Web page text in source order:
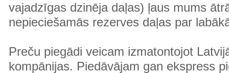
vajadzīgas dzinēja daļas) ļaus mums
nepieciešamās rezerves daļas par
Preču piegādi veicam izmatontojot
kompānijas. Piedāvājam gan ekspress